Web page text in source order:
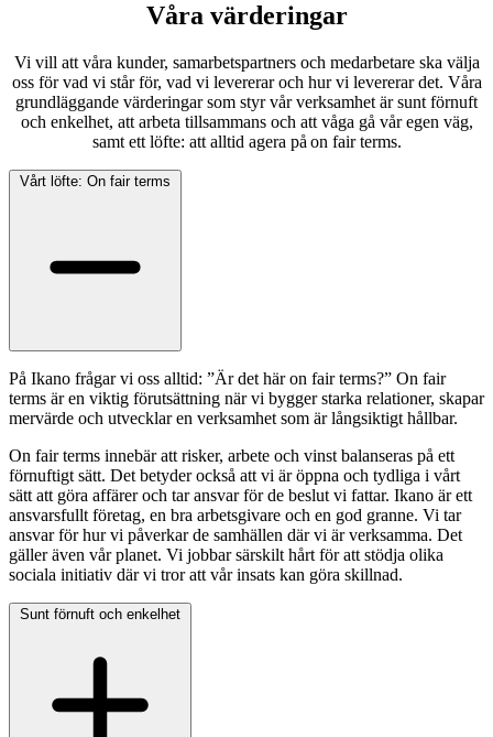
Våra värderingar
Vi vill att våra kunder, samarbetspartners och medarbetare ska välja
oss för vad vi står för, vad vi levererar och hur vi levererar det. Våra
grundläggande värderingar som styr vår verksamhet är sunt förnuft
och enkelhet, att arbeta tillsammans och att våga gå vår egen väg,
samt ett löfte: att alltid agera på on fair terms.
Vårt löfte: On fair terms
På Ikano frågar vi oss alltid: ”Är det här on fair terms?” On fair
terms är en viktig förutsättning när vi bygger starka relationer, skapar
mervärde och utvecklar en verksamhet som är långsiktigt hållbar.
On fair terms innebär att risker, arbete och vinst balanseras på ett
förnuftigt sätt. Det betyder också att vi är öppna och tydliga i vårt
sätt att göra affärer och tar ansvar för de beslut vi fattar. Ikano är ett
ansvarsfullt företag, en bra arbetsgivare och en god granne. Vi tar
ansvar för hur vi påverkar de samhällen där vi är verksamma. Det
gäller även vår planet. Vi jobbar särskilt hårt för att stödja olika
sociala initiativ där vi tror att vår insats kan göra skillnad.
Sunt förnuft och enkelhet